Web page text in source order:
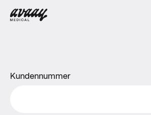
Kundennummer